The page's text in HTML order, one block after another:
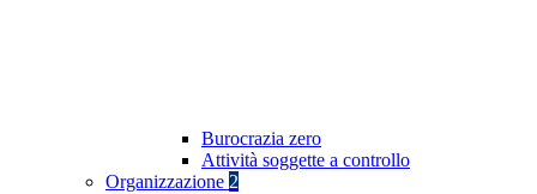
Burocrazia zero
Attività soggette a controllo
Organizzazione 2